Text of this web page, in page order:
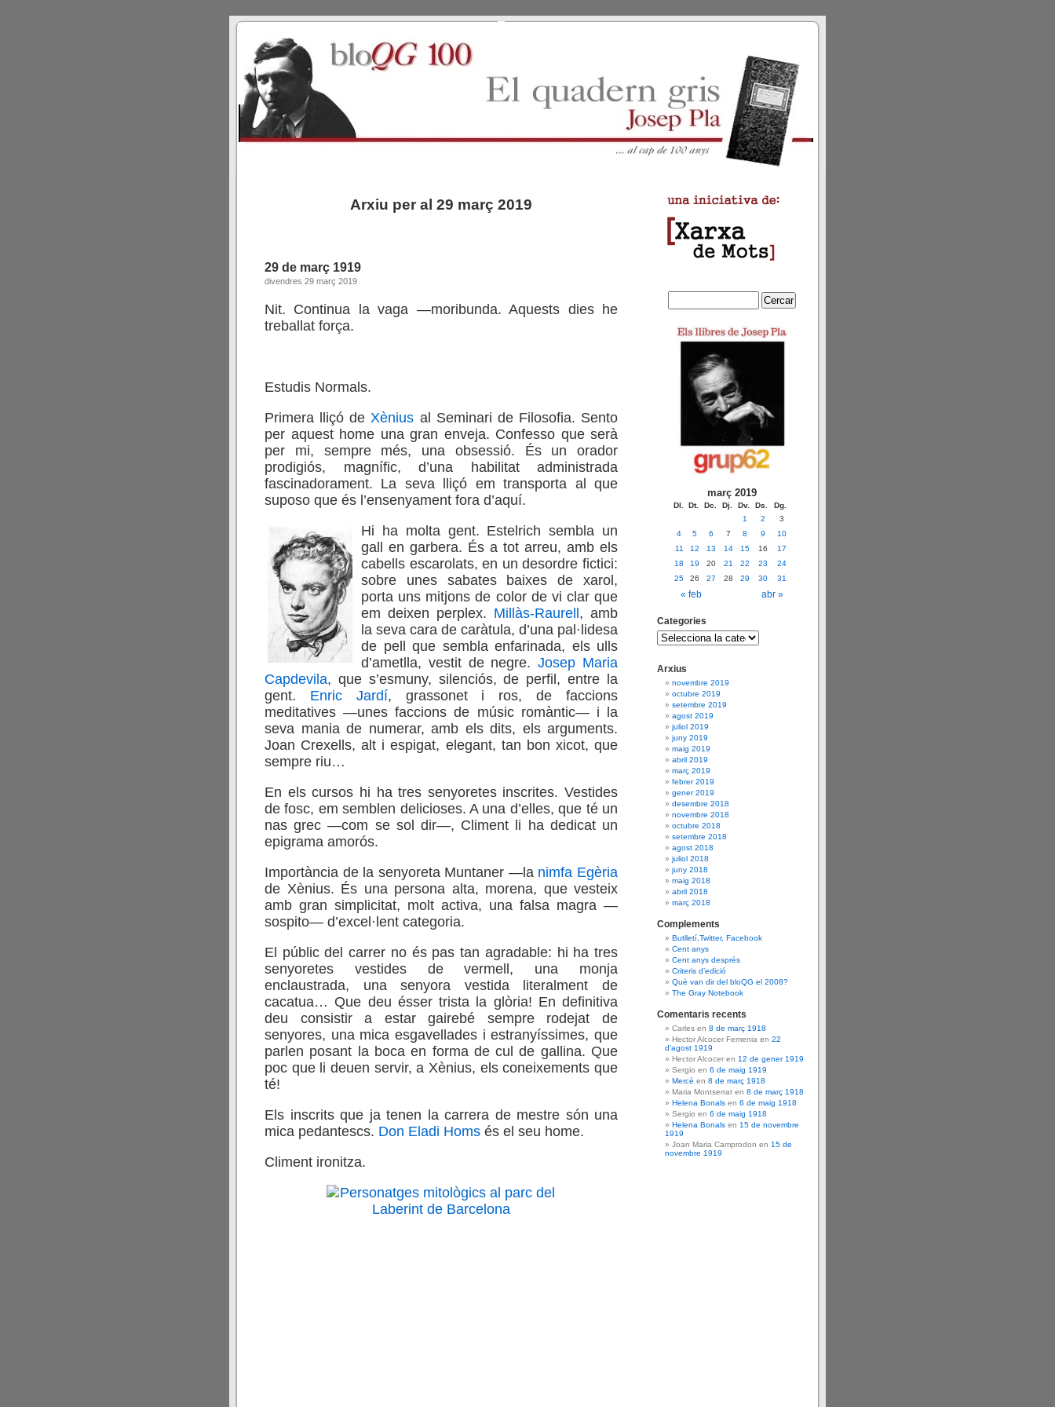
Arxiu per al 29 març 2019
29 de març 1919
divendres 29 març 2019
Nit. Continua la vaga —moribunda. Aquests dies he
treballat força.
Estudis Normals.
Primera lliçó deXènius al Seminari de Filosofia. Sento
per aquest home una gran enveja. Confesso que serà
per mi, sempre més, una obsessió. És un orador
prodigiós, magnífic, d’una habilitat administrada
fascinadorament. La seva lliçó em transporta al que
suposo que és l’ensenyament fora d’aquí.
Hi ha molta gent. Estelrich sembla un
gall en garbera. És a tot arreu, amb els
cabells escarolats, en un desordre fictici:
sobre unes sabates baixes de xarol,
porta uns mitjons de color de vi clar que
em deixen perplex. Millàs-Raurell , amb
la seva cara de caràtula, d’una pal·lidesa
de pell que sembla enfarinada, els ulls
d’ametlla, vestit de negre.Josep Maria
Capdevila, que s’esmuny, silenciós, de perfil, entre la
gent. Enric Jardí, grassonet i ros, de faccions
meditatives —unes faccions de músic romàntic— i la
seva mania de numerar, amb els dits, els arguments.
Joan Crexells, alt i espigat, elegant, tan bon xicot, que
sempre riu…
En els cursos hi ha tres senyoretes inscrites. Vestides
de fosc, em semblen delicioses. A una d’elles, que té un
nas grec —com se sol dir—, Climent li ha dedicat un
epigrama amorós.
Importància de la senyoreta Muntaner —la nimfa Egèria
de Xènius. És una persona alta, morena, que vesteix
amb gran simplicitat, molt activa, una falsa magra —
sospito— d’excel·lent categoria.
El públic del carrer no és pas tan agradable: hi ha tres
senyoretes vestides de vermell, una monja
enclaustrada, una senyora vestida literalment de
cacatua… Que deu ésser trista la glòria! En definitiva
deu consistir a estar gairebé sempre rodejat de
senyores, una mica esgavellades i estranyíssimes, que
parlen posant la boca en forma de cul de gallina. Que
poc que li deuen servir, a Xènius, els coneixements que
té!
Els inscrits que ja tenen la carrera de mestre són una
mica pedantescs. Don Eladi Homs és el seu home.
Climent ironitza.
març 2019
Dl. Dt. Dc. Dj. Dv. Ds. Dg.
« feb abr »
1 2
3
4
5 6 7 8 9
10
11
12 13 14 15 16
17
18
19 20 21 22 23
24
25
26 27 28 29 30 31
Categories
Arxius
novembre 2019
octubre 2019
setembre 2019
agost 2019
juliol 2019
juny 2019
maig 2019
abril 2019
març 2019
febrer 2019
gener 2019
desembre 2018
novembre 2018
octubre 2018
setembre 2018
agost 2018
juliol 2018
juny 2018
maig 2018
abril 2018
març 2018
Complements
Butlletí,Twitter, Facebook
Cent anys
Cent anys després
Criteris d’edició
Què van dir del bloQG el 2008?
The Gray Notebook
Comentaris recents
Carles en 8 de març 1918
Hector Alcocer Femenia en 22
d’agost 1919
Hector Alcocer en 12 de gener 1919
Sergio en 6 de maig 1919
Mercè en 8 de març 1918
Maria Montserrat en 8 de març 1918
Helena Bonals en 6 de maig 1918
Sergio en 6 de maig 1918
Helena Bonals en 15 de novembre
1919
Joan Maria Camprodon en 15 de
novembre 1919